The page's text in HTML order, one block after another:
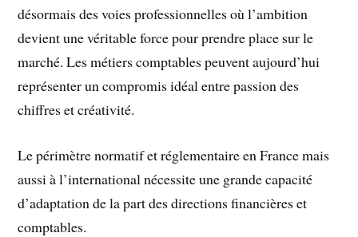
désormais des voies professionnelles où l’ambition
devient une véritable force pour prendre place sur le
marché. Les métiers comptables peuvent aujourd’hui
représenter un compromis idéal entre passion des
chiffres et créativité.
Le périmètre normatif et réglementaire en France mais
aussi à l’international nécessite une grande capacité
d’adaptation de la part des directions financières et
comptables.